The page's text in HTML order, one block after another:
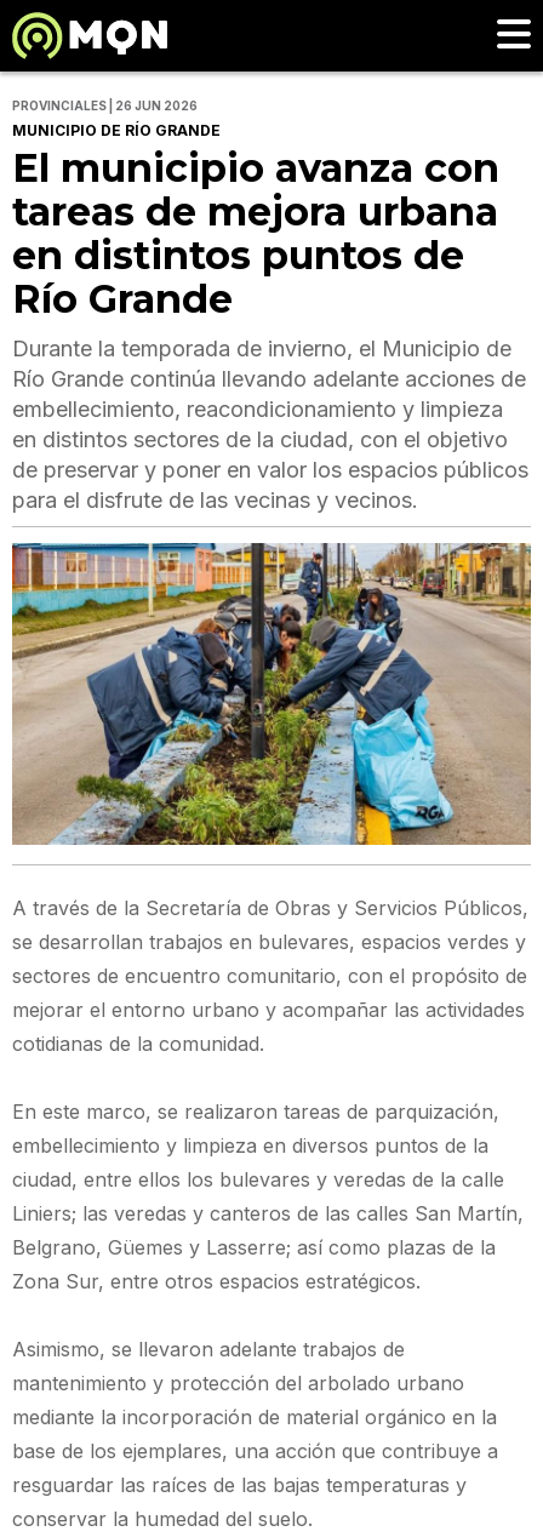
PROVINCIALES | 26 JUN 2026
MUNICIPIO DE RÍO GRANDE
El municipio avanza con
tareas de mejora urbana
en distintos puntos de
Río Grande
Durante la temporada de invierno, el Municipio de
Río Grande continúa llevando adelante acciones de
embellecimiento, reacondicionamiento y limpieza
en distintos sectores de la ciudad, con el objetivo
de preservar y poner en valor los espacios públicos
para el disfrute de las vecinas y vecinos.
A través de la Secretaría de Obras y Servicios Públicos,
se desarrollan trabajos en bulevares, espacios verdes y
sectores de encuentro comunitario, con el propósito de
mejorar el entorno urbano y acompañar las actividades
cotidianas de la comunidad.
En este marco, se realizaron tareas de parquización,
embellecimiento y limpieza en diversos puntos de la
ciudad, entre ellos los bulevares y veredas de la calle
Liniers; las veredas y canteros de las calles San Martín,
Belgrano, Güemes y Lasserre; así como plazas de la
Zona Sur, entre otros espacios estratégicos.
Asimismo, se llevaron adelante trabajos de
mantenimiento y protección del arbolado urbano
mediante la incorporación de material orgánico en la
base de los ejemplares, una acción que contribuye a
resguardar las raíces de las bajas temperaturas y
conservar la humedad del suelo.